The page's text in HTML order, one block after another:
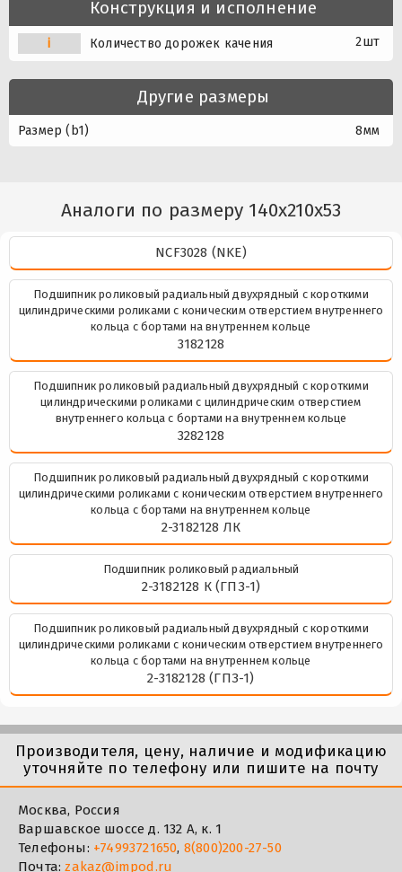
Конструкция и исполнение
i Количество дорожек качения 2шт
Другие размеры
Размер (b1) 8мм
Аналоги по размеру 140x210x53
NCF3028 (NKE)
Подшипник роликовый радиальный двухрядный с короткими
цилиндрическими роликами с коническим отверстием внутреннего
кольца с бортами на внутреннем кольце
3182128
Подшипник роликовый радиальный двухрядный с короткими
цилиндрическими роликами с цилиндрическим отверстием
внутреннего кольца с бортами на внутреннем кольце
3282128
Подшипник роликовый радиальный двухрядный с короткими
цилиндрическими роликами с коническим отверстием внутреннего
кольца с бортами на внутреннем кольце
2-3182128 ЛК
Подшипник роликовый радиальный
2-3182128 К (ГПЗ-1)
Подшипник роликовый радиальный двухрядный с короткими
цилиндрическими роликами с коническим отверстием внутреннего
кольца с бортами на внутреннем кольце
2-3182128 (ГПЗ-1)
Производителя, цену, наличие и модификацию
уточняйте по телефону или пишите на почту
Москва, Россия
Варшавское шоссе д. 132 А, к. 1
Телефоны: +74993721650, 8(800)200-27-50
Почта:zakaz@impod.ru